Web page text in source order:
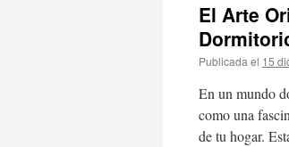
El Arte
Publicada el 15
En un mundo
como una
de tu hogar.